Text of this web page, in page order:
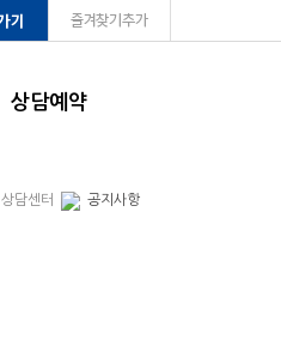
상담예약
상담센터 공지사항